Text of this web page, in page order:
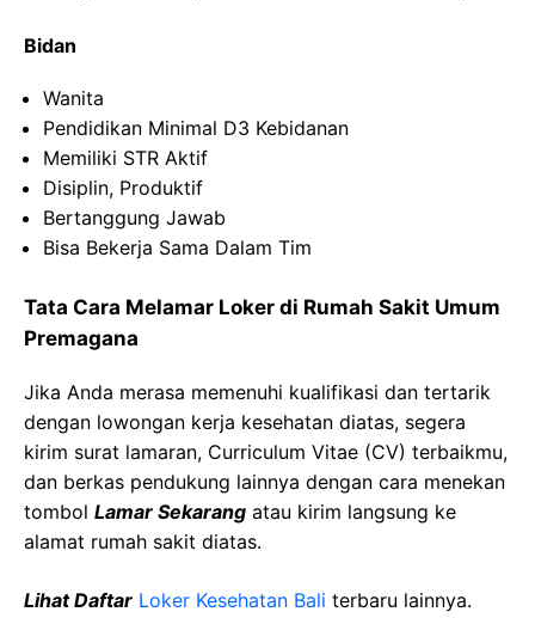
Bidan
Wanita
Pendidikan Minimal D3 Kebidanan
Memiliki STR Aktif
Disiplin, Produktif
Bertanggung Jawab
Bisa Bekerja Sama Dalam Tim
Tata Cara Melamar Loker di Rumah Sakit Umum
Premagana
Jika Anda merasa memenuhi kualifikasi dan tertarik
dengan lowongan kerja kesehatan diatas, segera
kirim surat lamaran, Curriculum Vitae (CV) terbaikmu,
dan berkas pendukung lainnya dengan cara menekan
tombol Lamar Sekarang atau kirim langsung ke
alamat rumah sakit diatas.
Lihat Daftar Loker Kesehatan Bali terbaru lainnya.